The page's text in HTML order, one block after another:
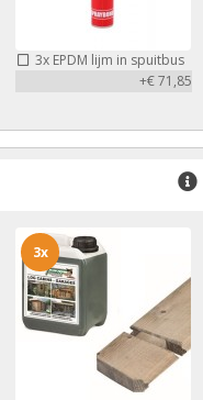
3x EPDM lijm in spuitbus
+€ 71,85
3x